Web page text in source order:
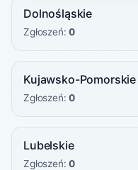
Dolnośląskie
Zgłoszeń:0
Kujawsko-Pomorskie
Zgłoszeń:0
Lubelskie
Zgłoszeń:0